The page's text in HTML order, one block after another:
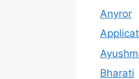
Anyror
Bharati